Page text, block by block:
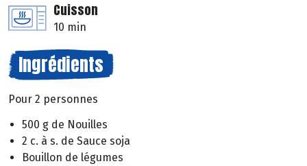
Cuisson
10 min
Ingrédients
Pour 2 personnes
500 g de Nouilles
2 c. à s. de Sauce soja
Bouillon de légumes